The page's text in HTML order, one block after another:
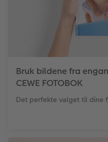
Bruk bildene fra
CEWE FOTOBOK
Det perfekte valget til dine